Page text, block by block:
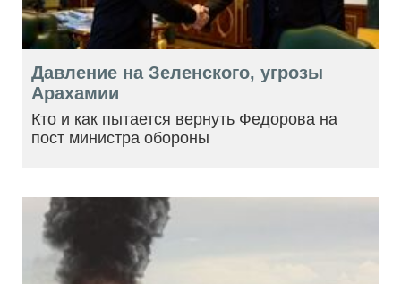
Давление на Зеленского, угрозы
Арахамии
Кто и как пытается вернуть Федорова на
пост министра обороны